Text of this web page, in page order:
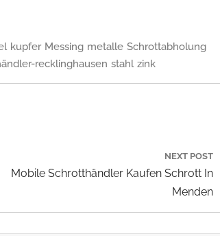
kupfer Messing metalle Schrottabholung
recklinghausen stahl zink
NEXT POST
Next
Mobile Schrotthändler Kaufen Schrott In
Menden